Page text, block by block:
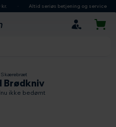
Altid seriøs betjening og service
Skærebræt
Brødkniv
ikke bedømt